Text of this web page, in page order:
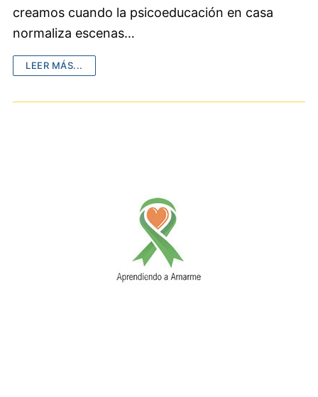
creamos cuando la psicoeducación en casa
normaliza escenas…
LEER MÁS...